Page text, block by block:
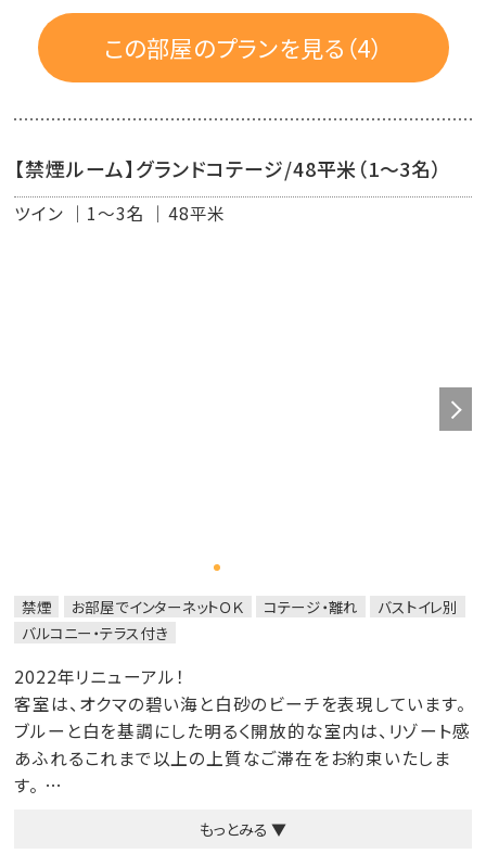
＜ CLUB 潮風特典 ＞
・専用カウンターでのチェックイン
・バレーサービス
・潮風の朝食 7:00～10:30（L.O. 10:00）予約不要
ムなビュッフェをご提供いたします。
※サーフサイド・カフェの朝食ビュッフェのご利用も可能で
※サービス内容は変更となる場合がございますこと、ご了
この部屋のプランを見る（4）
【禁煙ルーム】グランドコテージ/48平米（1～3名）
ツイン 1～3名 48平米
禁煙 お部屋でインターネットＯＫ コテージ・離れ
バストイレ別
バルコニー・テラス付き
2022年リニューアル！
客室は、オクマの碧い海と白砂のビーチを表現しています。
ブルーと白を基調にした明るく開放的な室内は、リゾート感
あふれるこれまで以上の上質なご滞在をお約束いたしま
す。
※CLUB 潮風特典は対象外となります。
もっとみる ▼